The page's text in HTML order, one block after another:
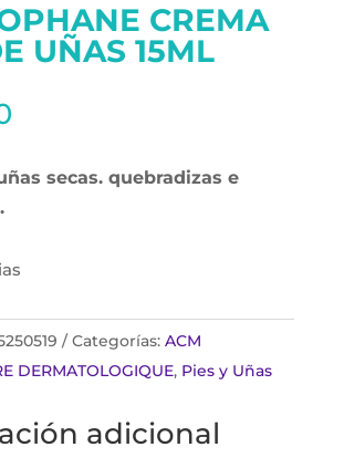
CREMA
UÑAS 15ML
secas. quebradizas e
Categorías: ACM
DERMATOLOGIQUE, Pies y Uñas
adicional